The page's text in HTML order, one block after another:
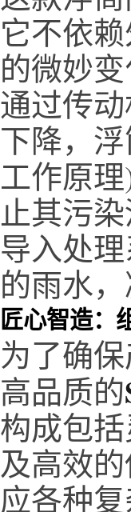
它不依
的微妙
通过传
下降，
工作原
止其污
导入处
的雨水
匠心智造：
为了确
高品质的
构成包
及高效
应各种